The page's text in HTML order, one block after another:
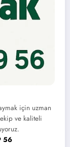
için uzman
ve kaliteli
56